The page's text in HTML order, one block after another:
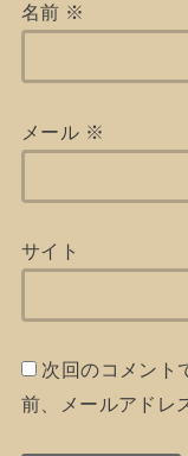
名前 ※
メール ※
サイト
次回のコメント
前、メールアドレ